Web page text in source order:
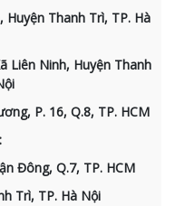
Huyện Thanh Trì, TP. Hà
Liên Ninh, Huyện Thanh
P. 16, Q.8, TP. HCM
Đông, Q.7, TP. HCM
Trì, TP. Hà Nội